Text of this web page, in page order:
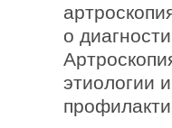
о
этиологии